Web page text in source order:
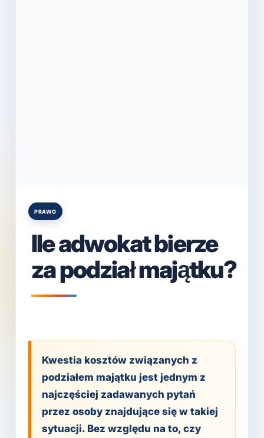
Posted
PRAWO
Ile adwokat bierze
za podział majątku?
Kwestia kosztów związanych z
podziałem majątku jest jednym z
najczęściej zadawanych pytań
przez osoby znajdujące się w takiej
sytuacji. Bez względu na to, czy